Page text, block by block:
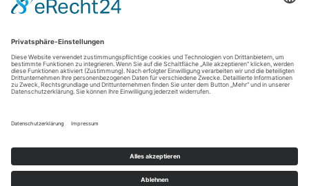
Mo - Do: 08:00 - 13:00 & 14:00 - 17:30
Freitag: 08:00 - 13:30